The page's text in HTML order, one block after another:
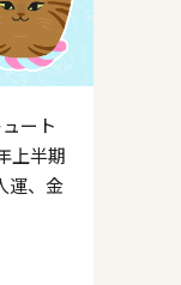
ート
上半期
運、金